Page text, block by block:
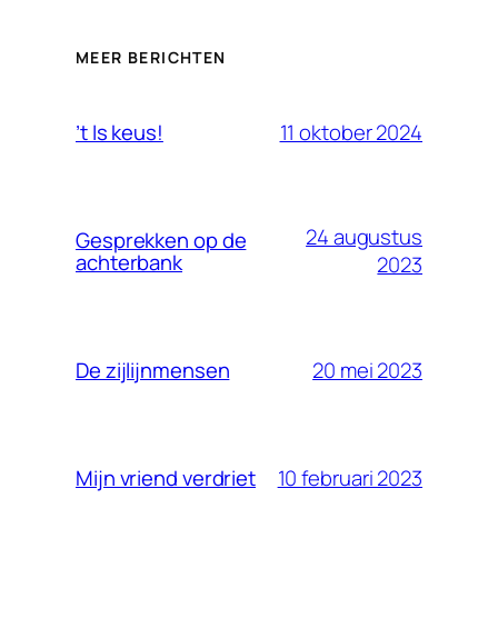
MEER BERICHTEN
’t Is keus! 11 oktober 2024
Gesprekken op de
achterbank
24 augustus
2023
De zijlijnmensen 20 mei 2023
Mijn vriend verdriet 10 februari 2023